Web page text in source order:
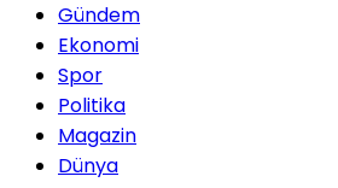
Gündem
Ekonomi
Spor
Politika
Magazin
Dünya